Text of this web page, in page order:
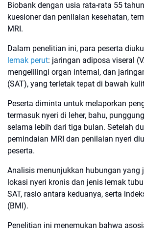
Biobank dengan usia rata-rata 55
kuesioner dan penilaian kesehatan,
MRI.
Dalam penelitian ini, para peserta
lemak perut: jaringan adiposa viseral
mengelilingi organ internal, dan
(SAT), yang terletak tepat di bawah
Peserta diminta untuk melaporkan
termasuk nyeri di leher, bahu,
selama lebih dari tiga bulan. Setelah
pemindaian MRI dan penilaian nyeri
peserta.
Analisis menunjukkan hubungan yang
lokasi nyeri kronis dan jenis lemak
SAT, rasio antara keduanya, serta
(BMI).
Penelitian ini menemukan bahwa